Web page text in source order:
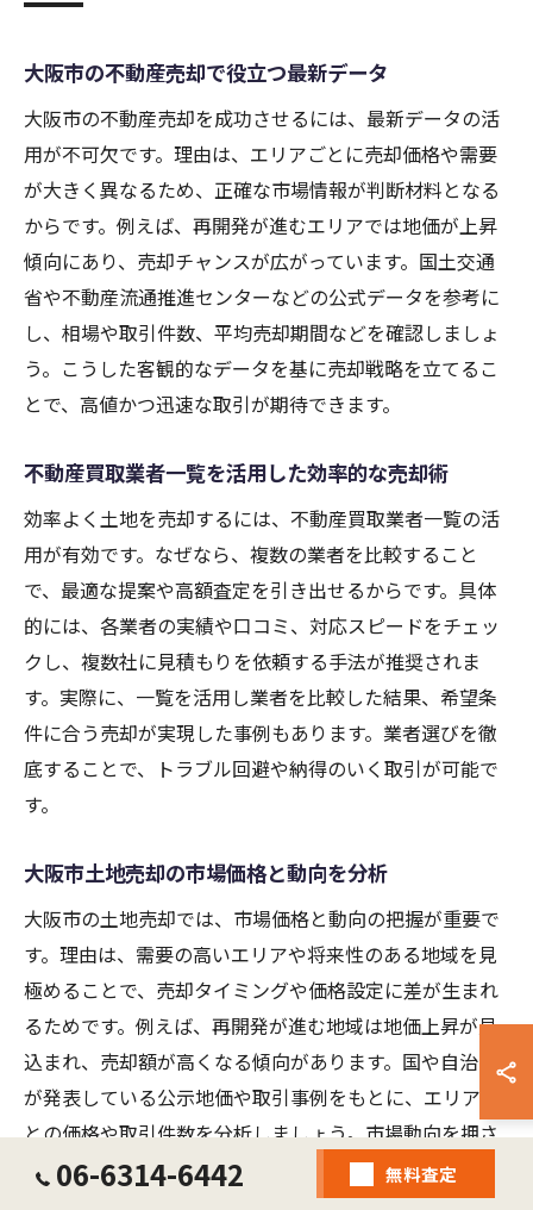
大阪市の不動産売却で役立つ最新データ
大阪市の不動産売却を成功させるには、最新データの活
用が不可欠です。理由は、エリアごとに売却価格や需要
が大きく異なるため、正確な市場情報が判断材料となる
からです。例えば、再開発が進むエリアでは地価が上昇
傾向にあり、売却チャンスが広がっています。国土交通
省や不動産流通推進センターなどの公式データを参考に
し、相場や取引件数、平均売却期間などを確認しましょ
う。こうした客観的なデータを基に売却戦略を立てるこ
とで、高値かつ迅速な取引が期待できます。
不動産買取業者一覧を活用した効率的な売却術
効率よく土地を売却するには、不動産買取業者一覧の活
用が有効です。なぜなら、複数の業者を比較すること
で、最適な提案や高額査定を引き出せるからです。具体
的には、各業者の実績や口コミ、対応スピードをチェッ
クし、複数社に見積もりを依頼する手法が推奨されま
す。実際に、一覧を活用し業者を比較した結果、希望条
件に合う売却が実現した事例もあります。業者選びを徹
底することで、トラブル回避や納得のいく取引が可能で
す。
大阪市土地売却の市場価格と動向を分析
大阪市の土地売却では、市場価格と動向の把握が重要で
す。理由は、需要の高いエリアや将来性のある地域を見
極めることで、売却タイミングや価格設定に差が生まれ
るためです。例えば、再開発が進む地域は地価上昇が見
込まれ、売却額が高くなる傾向があります。国や自治体
が発表している公示地価や取引事例をもとに、エリアご
との価格や取引件数を分析しましょう。市場動向を押さ
えることで、より有利な売却を目指せます。
06-6314-6442 無料査定